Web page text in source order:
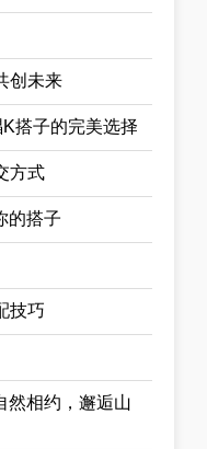
创未来
搭子的完美选择
方式
的搭子
技巧
然相约，邂逅山